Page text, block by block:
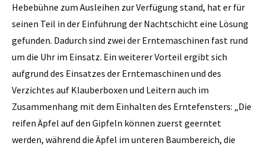
Hebebühne zum Ausleihen zur Verfügung stand, hat er für
seinen Teil in der Einführung der Nachtschicht eine Lösung
gefunden. Dadurch sind zwei der Erntemaschinen fast rund
um die Uhr im Einsatz. Ein weiterer Vorteil ergibt sich
aufgrund des Einsatzes der Erntemaschinen und des
Verzichtes auf Klauberboxen und Leitern auch im
Zusammenhang mit dem Einhalten des Erntefensters: „Die
reifen Äpfel auf den Gipfeln können zuerst geerntet
werden, während die Äpfel im unteren Baumbereich, die